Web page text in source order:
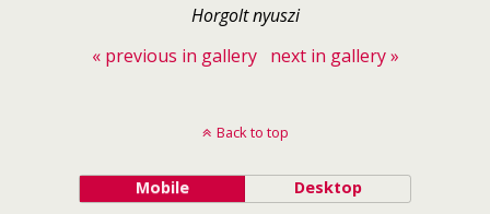
Horgolt nyuszi
« previous in gallery
next in gallery »
Back to top
Mobile Desktop